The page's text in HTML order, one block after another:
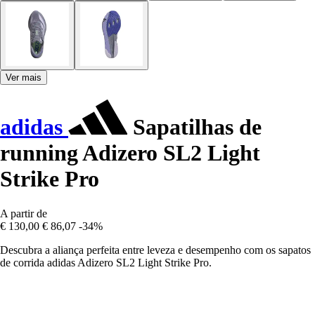
Ver mais
adidas
Sapatilhas de
running Adizero SL2 Light
Strike Pro
A partir de
€ 130,00 € 86,07 -34%
Descubra a aliança perfeita entre leveza e desempenho com os sapatos
de corrida adidas Adizero SL2 Light Strike Pro.